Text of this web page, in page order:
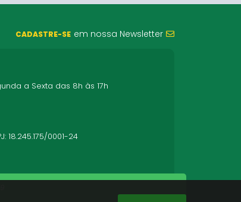
CADASTRE-SE em nossa Newsletter
a Sexta das 8h às 17h
18.245.175/0001-24